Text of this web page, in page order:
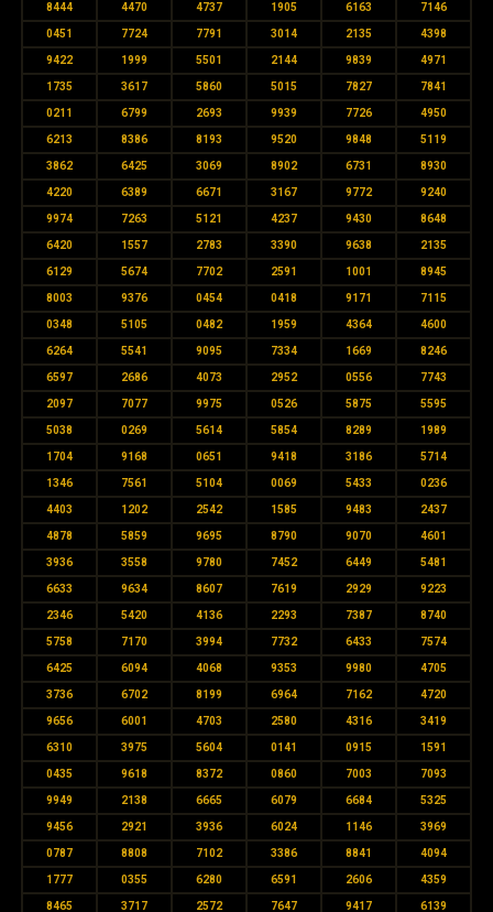
8444 4470 4737 1905 6163 7146
0451 7724 7791 3014 2135 4398
9422 1999 5501 2144 9839 4971
1735 3617 5860 5015 7827 7841
0211 6799 2693 9939 7726 4950
6213 8386 8193 9520 9848 5119
3862 6425 3069 8902 6731 8930
4220 6389 6671 3167 9772 9240
9974 7263 5121 4237 9430 8648
6420 1557 2783 3390 9638 2135
6129 5674 7702 2591 1001 8945
8003 9376 0454 0418 9171 7115
0348 5105 0482 1959 4364 4600
6264 5541 9095 7334 1669 8246
6597 2686 4073 2952 0556 7743
2097 7077 9975 0526 5875 5595
5038 0269 5614 5854 8289 1989
1704 9168 0651 9418 3186 5714
1346 7561 5104 0069 5433 0236
4403 1202 2542 1585 9483 2437
4878 5859 9695 8790 9070 4601
3936 3558 9780 7452 6449 5481
6633 9634 8607 7619 2929 9223
2346 5420 4136 2293 7387 8740
5758 7170 3994 7732 6433 7574
6425 6094 4068 9353 9980 4705
3736 6702 8199 6964 7162 4720
9656 6001 4703 2580 4316 3419
6310 3975 5604 0141 0915 1591
0435 9618 8372 0860 7003 7093
9949 2138 6665 6079 6684 5325
9456 2921 3936 6024 1146 3969
0787 8808 7102 3386 8841 4094
1777 0355 6280 6591 2606 4359
8465 3717 2572 7647 9417 6139